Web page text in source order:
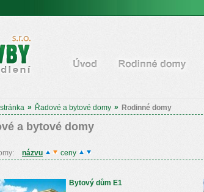
a
» Řadové a bytové domy » Rodinné domy
a bytové domy
názvu ceny
Bytový dům E1